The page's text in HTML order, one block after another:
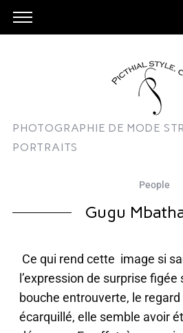
PHOTOGRAPHIE DE MODE
PORTRAITS
People
Gugu
Ce qui rend cette image si
l’expression de surprise
bouche entrouverte, le
écarquillé, elle semble avoir